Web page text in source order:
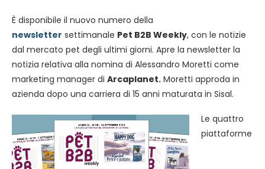
È disponibile il nuovo numero della
newsletter settimanale Pet B2B Weekly, con le notizie
dal mercato pet degli ultimi giorni. Apre la newsletter la
notizia relativa alla nomina di Alessandro Moretti come
marketing manager di Arcaplanet. Moretti approda in
azienda dopo una carriera di 15 anni maturata in Sisal.
Le quattro
piattaforme